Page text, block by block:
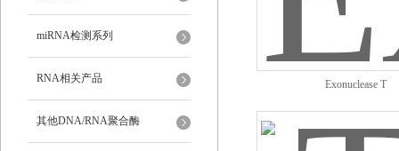
miRNA检测系列
RNA相关产品
其他DNA/RNA聚合酶
Exonuclease T